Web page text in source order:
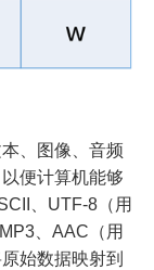
、图像、音频
便计算机能够
、UTF-8（用
、AAC（用
始数据映射到